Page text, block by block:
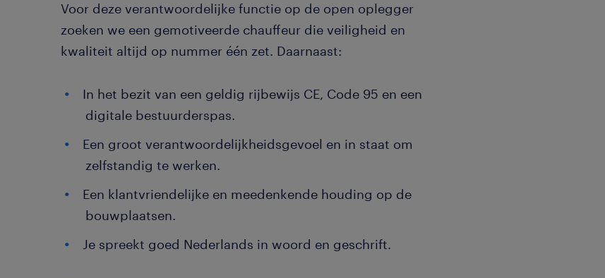
Voor deze verantwoordelijke functie op de open oplegger
zoeken we een gemotiveerde chauffeur die veiligheid en
kwaliteit altijd op nummer één zet. Daarnaast:
In het bezit van een geldig rijbewijs CE, Code 95 en een
digitale bestuurderspas.
Een groot verantwoordelijkheidsgevoel en in staat om
zelfstandig te werken.
Een klantvriendelijke en meedenkende houding op de
bouwplaatsen.
Je spreekt goed Nederlands in woord en geschrift.